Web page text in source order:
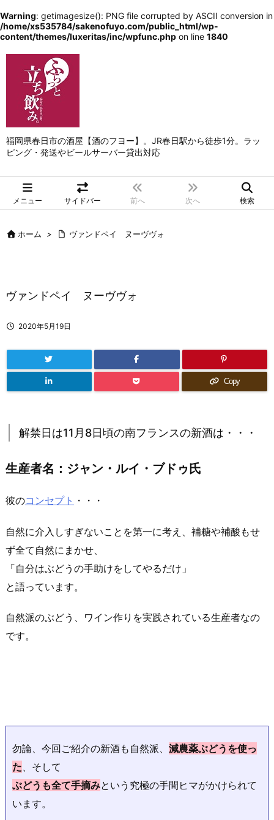
Warning: getimagesize(): PNG file corrupted by ASCII conversion in
/home/xs535784/sakenofuyo.com/public_html/wp-
content/themes/luxeritas/inc/wpfunc.php on line 1840
福岡県春日市の酒屋【酒のフヨー】。JR春日駅から徒歩1分。ラッ
ピング・発送やビールサーバー貸出対応
メニュー サイドバー 前へ 次へ 検索
ホーム > ヴァンドペイ ヌーヴヴォ
ヴァンドペイ ヌーヴヴォ
2020年5月19日
Copy
解禁日は11月8日頃の南フランスの新酒は・・・
生産者名：ジャン・ルイ・ブドゥ氏
彼のコンセプト ・・・
自然に介入しすぎないことを第一に考え、補糖や補酸もせ
ず全て自然にまかせ、
「自分はぶどうの手助けをしてやるだけ」
と語っています。
自然派のぶどう、ワイン作りを実践されている生産者なの
です。
勿論、今回ご紹介の新酒も自然派、 減農薬ぶどうを使っ
た 、そして
ぶどうも全て手摘みという究極の手間ヒマがかけられて
います。